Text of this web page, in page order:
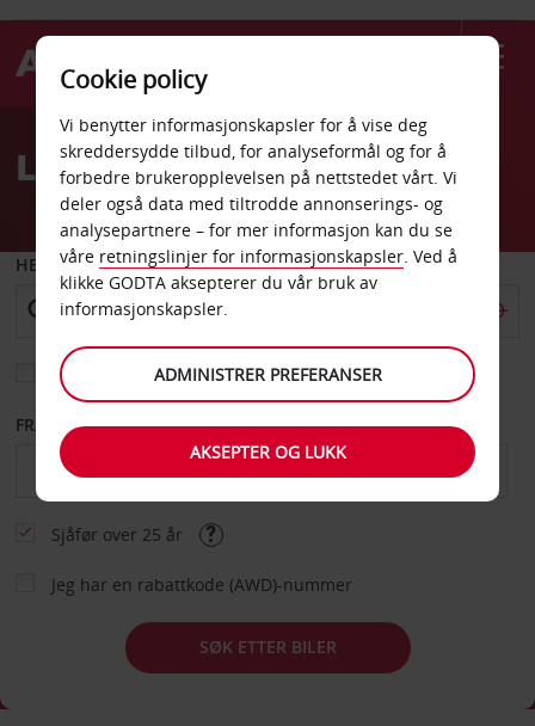
Welcome
AvisLeiebil Hagerstown
HENT FRA
Velg et annet leveringssted
FRA DATO TIL DATO
Sjåfør over 25 år
Jeg har en rabattkode (AWD)-nummer
SØK ETTER BILER
Cookie policy
Vi benytter informasjonskapsler for å vise deg
skreddersydde tilbud, for analyseformål og for å
forbedre brukeropplevelsen på nettstedet vårt. Vi
deler også data med tiltrodde annonserings- og
analysepartnere – for mer informasjon kan du se
våre retningslinjer for informasjonskapsler. Ved å
klikke GODTA aksepterer du vår bruk av
informasjonskapsler.
ADMINISTRER PREFERANSER
AKSEPTER OG LUKK